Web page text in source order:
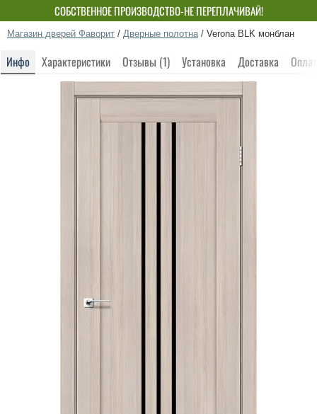
БЕСПЛАТНЫЙ МОНТАЖ! СКИДКА ДО 15%!
СОБСТВЕННОЕ ПРОИЗВОДСТВО-НЕ ПЕРЕПЛАЧИВАЙ!
Магазин дверей Фаворит / Дверные полотна / Verona BLK монблан
Инфо Характеристики Отзывы (1) Установка Доставка